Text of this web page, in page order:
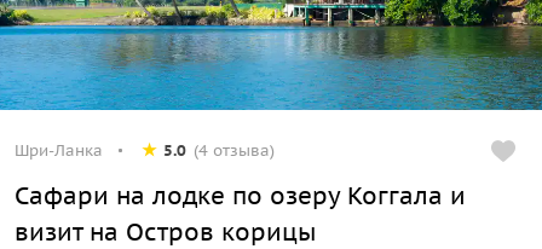
Шри-Ланка 5.0 (4 отзыва)
Сафари на лодке по озеру Коггала и
визит на Остров корицы